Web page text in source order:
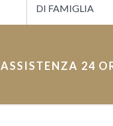
DI FAMIGLIA
ASSISTENZA 24